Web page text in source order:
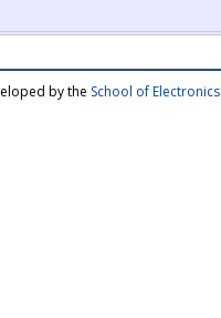
by the School of